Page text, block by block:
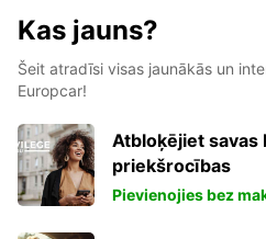
Kas jauns?
Šeit atradīsi visas jaunākās un
Europcar!
Atbloķējiet savas
priekšrocības
Pievienojies bez